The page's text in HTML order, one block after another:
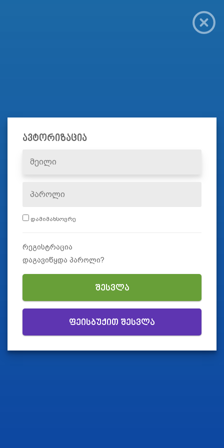
ავტორიზაცია
დამიმახსოვრე
რეგისტრაცია
დაგავიწყდა პაროლი?